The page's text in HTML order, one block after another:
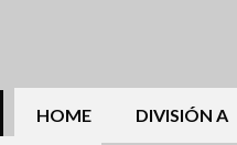
HOME DIVISIÓN A